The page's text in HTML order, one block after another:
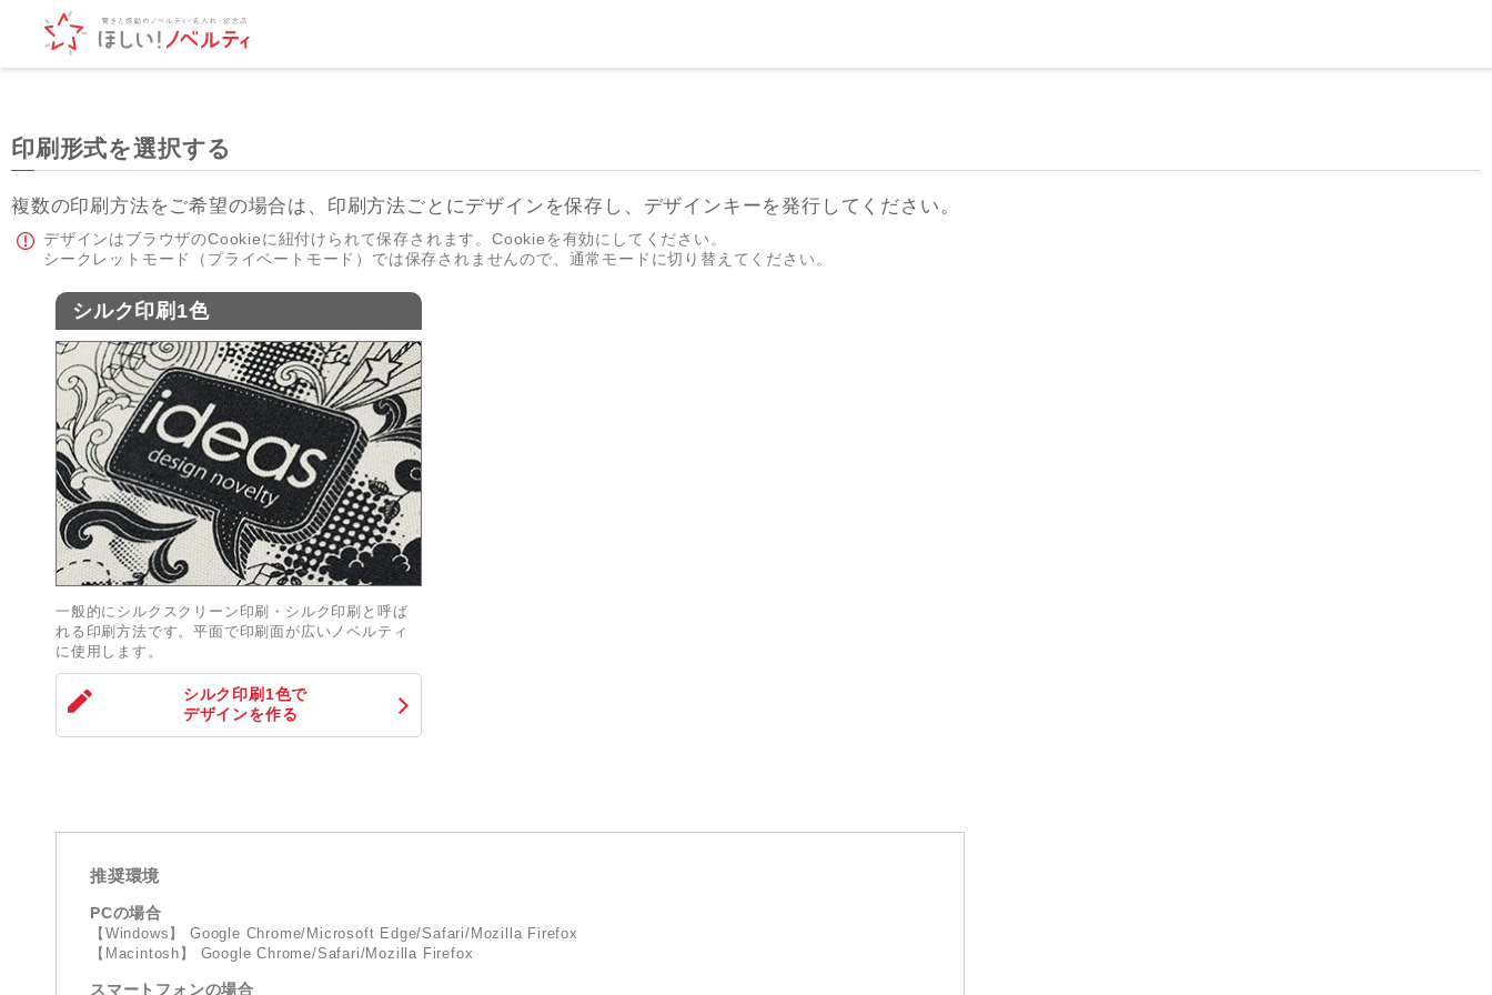
印刷形式を選択する
複数の印刷方法をご希望の場合は、印刷方法ごとにデザインを保存し、デザインキーを発行してください。
デザインはブラウザのCookieに紐付けられて保存されます。Cookieを有効にしてください。
シークレットモード（プライベートモード）では保存されませんので、通常モードに切り替えてください。
シルク印刷1色
一般的にシルクスクリーン印刷・シルク印刷と呼ば
れる印刷方法です。平面で印刷面が広いノベルティ
に使用します。
シルク印刷1色で
デザインを作る
推奨環境
PCの場合
【Windows】 Google Chrome/Microsoft Edge/Safari/Mozilla Firefox
【Macintosh】 Google Chrome/Safari/Mozilla Firefox
スマートフォンの場合